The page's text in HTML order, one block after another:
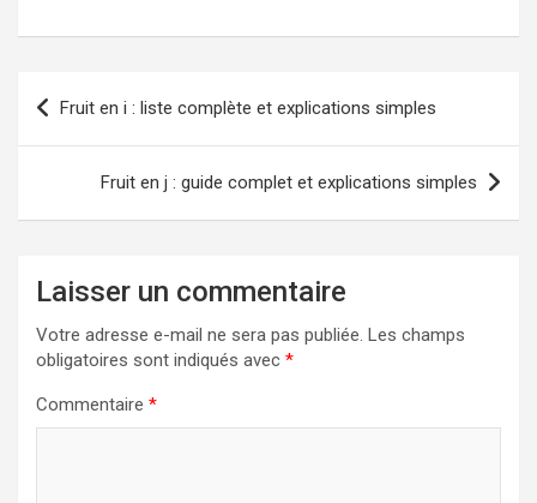
Navigation
de
l’article
Fruit en i : liste complète et explications simples
Fruit en j : guide complet et explications simples
Laisser un commentaire
Votre adresse e-mail ne sera pas publiée. Les champs
obligatoires sont indiqués avec *
Commentaire *